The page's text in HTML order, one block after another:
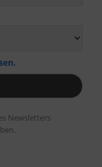
Newsletters